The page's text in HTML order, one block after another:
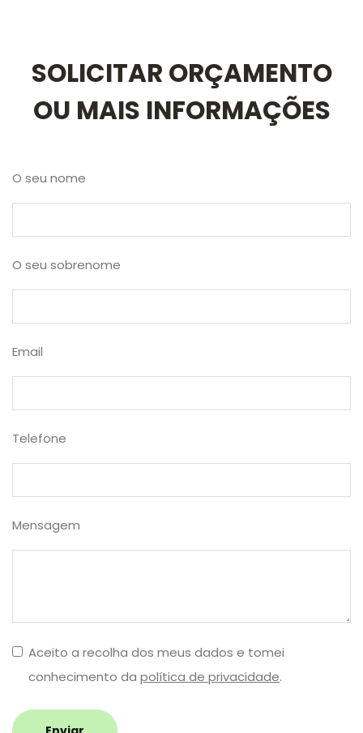
SOLICITAR ORÇAMENTO
OU MAIS INFORMAÇÕES
O seu nome
O seu sobrenome
Email
Telefone
Mensagem
Aceito a recolha dos meus dados e tomei
conhecimento da política de privacidade.